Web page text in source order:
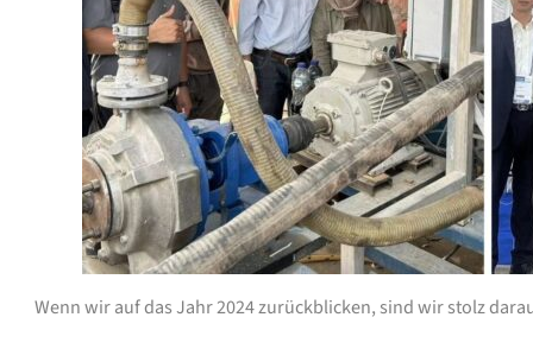
Wenn wir auf das Jahr 2024 zurückblicken, sind wir stolz